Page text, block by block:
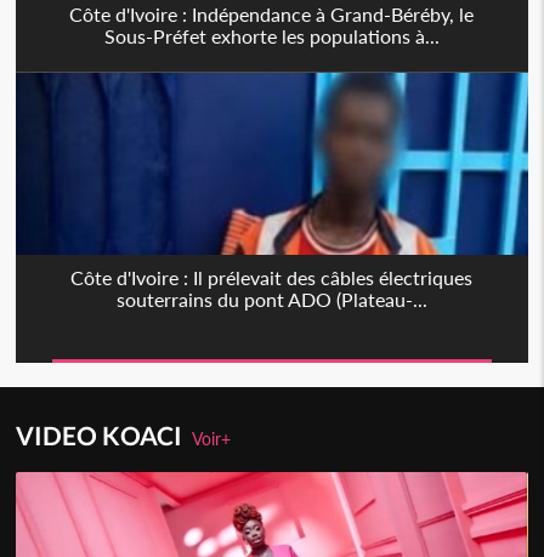
Côte d'Ivoire : Indépendance à Grand-Béréby, le
Sous-Préfet exhorte les populations à...
Côte d'Ivoire : Il prélevait des câbles électriques
souterrains du pont ADO (Plateau-...
VIDEO KOACIVoir+